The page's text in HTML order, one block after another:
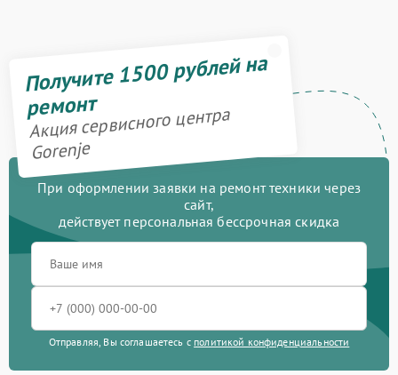
Получите 1500 рублей на
ремонт
Акция сервисного центра
Gorenje
При оформлении заявки на ремонт техники через
сайт,
действует персональная бессрочная скидка
Отправляя, Вы соглашаетесь с политикой конфиденциальности